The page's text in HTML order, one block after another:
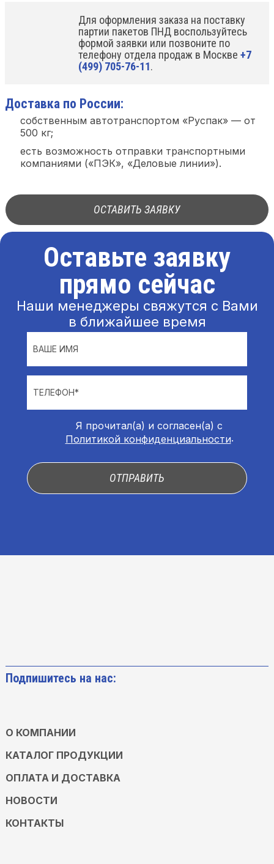
Для оформления заказа на поставку
партии пакетов ПНД воспользуйтесь
формой заявки или позвоните по
телефону отдела продаж в Москве +7
(499) 705-76-11.
Доставка по России:
собственным автотранспортом «Руспак» — от
500 кг;
есть возможность отправки транспортными
компаниями («ПЭК», «Деловые линии»).
ОСТАВИТЬ ЗАЯВКУ
Оставьте заявку
прямо сейчас
Наши менеджеры свяжутся с Вами
в ближайшее время
ВАШЕ ИМЯ
ТЕЛЕФОН*
Я прочитал(а) и согласен(а) с
Политикой конфиденциальности.
ОТПРАВИТЬ
Подпишитесь на нас:
О КОМПАНИИ
КАТАЛОГ ПРОДУКЦИИ
ОПЛАТА И ДОСТАВКА
НОВОСТИ
КОНТАКТЫ